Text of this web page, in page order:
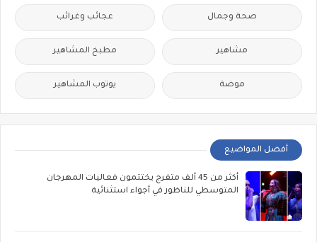
صحة وجمال عجائب وغرائب
مشاهير مطبخ المشاهير
موضة يوتوب المشاهير
أفضل المواضيع
أكثر من 45 ألف متفرج يختتمون فعاليات المهرجان
المتوسطي للناظور في أجواء استثنائية